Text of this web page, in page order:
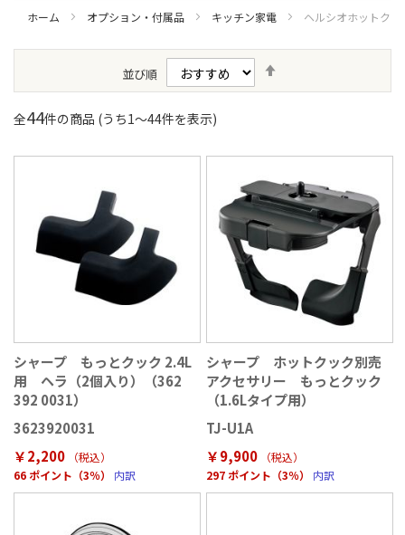
ホーム オプション・付属品 キッチン家電 ヘルシオホットク
並び順
全44件の商品 (うち1〜44件を表示)
シャープ もっとクック 2.4L
用 ヘラ（2個入り）（362
392 0031）
3623920031
￥2,200
（税込）
66 ポイント（3％）
内訳
シャープ ホットクック別売
アクセサリー もっとクック
（1.6Lタイプ用）
TJ-U1A
￥9,900
（税込）
297 ポイント（3％）
内訳